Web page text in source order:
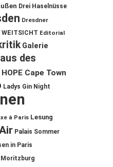
Drei Haselnüsse
Dresdner
WEITSICHT Editorial
Galerie
des
HOPE Cape Town
Ladys Gin Night
à Paris Lesung
Palais Sommer
in Paris
Moritzburg